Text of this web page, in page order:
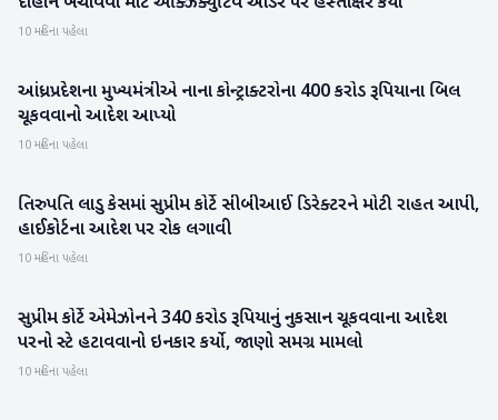
10 મહિના પહેલા
બિઝનેસ
આંધ્રપ્રદેશના મુખ્યમંત્રીએ નાના કોન્ટ્રાક્ટરોના 400 કરોડ રૂપિયાના બિલ
ચૂકવવાનો આદેશ આપ્યો
10 મહિના પહેલા
રાષ્ટ્રીય
તિરુપતિ લાડુ કેસમાં સુપ્રીમ કોર્ટે સીબીઆઈ ડિરેક્ટરને મોટી રાહત આપી,
હાઈકોર્ટના આદેશ પર રોક લગાવી
10 મહિના પહેલા
રાષ્ટ્રીય
સુપ્રીમ કોર્ટે એમેઝોનને 340 કરોડ રૂપિયાનું નુકસાન ચૂકવવાના આદેશ
પરનો સ્ટે હટાવવાનો ઇનકાર કર્યો, જાણો સમગ્ર મામલો
10 મહિના પહેલા